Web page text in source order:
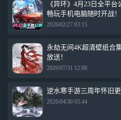
《异环》4月23日全平
畅玩手机电脑随时开战！
2026/02/27 03:15
永劫无间4K超清壁纸合
放送！
2026/07/31 12:08
逆水寒手游三周年怀旧
2026/04/30 05:44